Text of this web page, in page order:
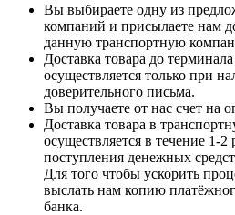
Вы выбираете одну из
компаний и присылаете нам
данную транспортную
Доставка товара до
осуществляется только при
доверительного письма.
Вы получаете от нас счет на
Доставка товара в
осуществляется в течение 1-
поступления денежных
Для того чтобы ускорить
выслать нам копию
банка.